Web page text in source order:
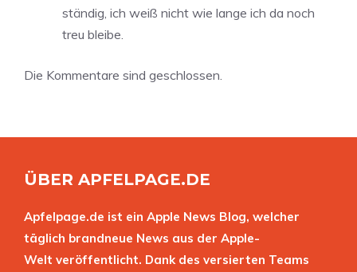
ständig, ich weiß nicht wie lange ich da noch
treu bleibe.
Die Kommentare sind geschlossen.
ÜBER APFELPAGE.DE
Apfelpage.de ist ein Apple News Blog, welcher
täglich brandneue News aus der Apple-
Welt veröffentlicht. Dank des versierten Teams